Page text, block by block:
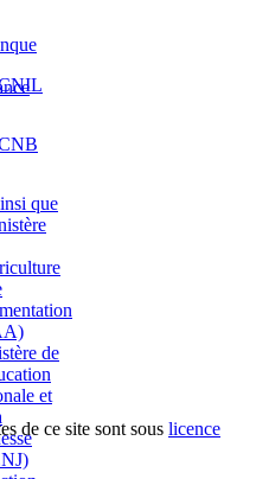
de ce site sont sous licence